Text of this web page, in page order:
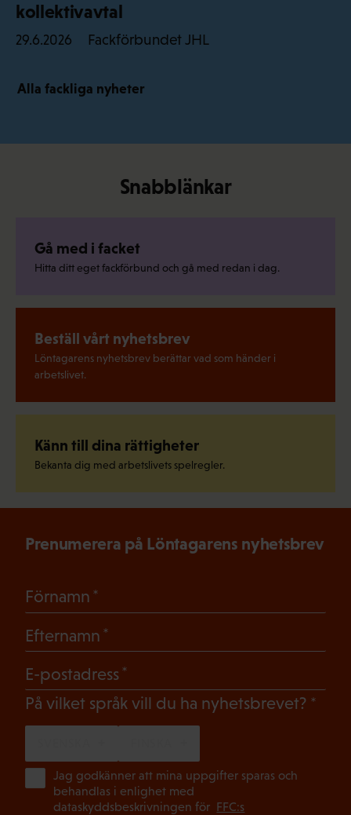
kollektivavtal
29.6.2026 Fackförbundet JHL
Alla fackliga nyheter
Snabblänkar
Gå med i facket
Hitta ditt eget fackförbund och gå med redan i dag.
Beställ vårt nyhetsbrev
Löntagarens nyhetsbrev berättar vad som händer i
arbetslivet.
Känn till dina rättigheter
Bekanta dig med arbetslivets spelregler.
Prenumerera på Löntagarens nyhetsbrev
Förnamn
Efternamn
E-postadress
På vilket språk vill du ha nyhetsbrevet?
Jag godkänner att mina uppgifter sparas och
behandlas i enlighet med
dataskyddsbeskrivningen för FFC:s